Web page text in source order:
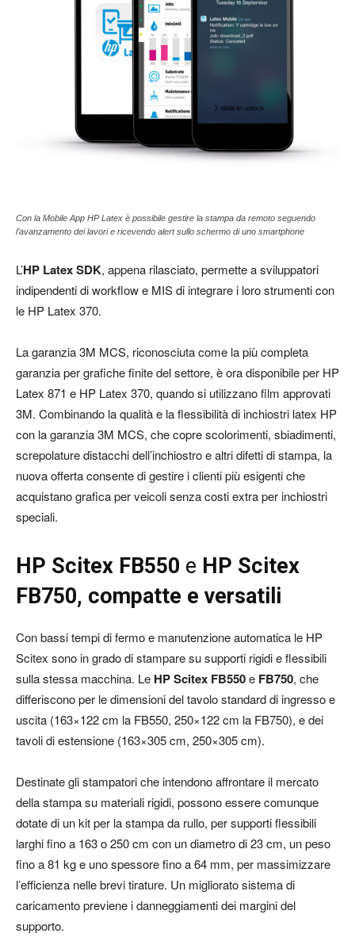
Con la Mobile App HP Latex è possibile gestire la stampa da remoto seguendo
l’avanzamento dei lavori e ricevendo alert sullo schermo di uno smartphone
L’HP Latex SDK, appena rilasciato, permette a sviluppatori
indipendenti di workflow e MIS di integrare i loro strumenti con
le HP Latex 370.
La garanzia 3M MCS, riconosciuta come la più completa
garanzia per grafiche finite del settore, è ora disponibile per HP
Latex 871 e HP Latex 370, quando si utilizzano film approvati
3M. Combinando la qualità e la flessibilità di inchiostri latex HP
con la garanzia 3M MCS, che copre scolorimenti, sbiadimenti,
screpolature distacchi dell’inchiostro e altri difetti di stampa, la
nuova offerta consente di gestire i clienti più esigenti che
acquistano grafica per veicoli senza costi extra per inchiostri
speciali.
HP Scitex FB550 e HP Scitex
FB750, compatte e versatili
Con bassi tempi di fermo e manutenzione automatica le HP
Scitex sono in grado di stampare su supporti rigidi e flessibili
sulla stessa macchina. Le HP Scitex FB550e FB750, che
differiscono per le dimensioni del tavolo standard di ingresso e
uscita (163×122 cm la FB550, 250×122 cm la FB750), e dei
tavoli di estensione (163×305 cm, 250×305 cm).
Destinate gli stampatori che intendono affrontare il mercato
della stampa su materiali rigidi, possono essere comunque
dotate di un kit per la stampa da rullo, per supporti flessibili
larghi fino a 163 o 250 cm con un diametro di 23 cm, un peso
fino a 81 kg e uno spessore fino a 64 mm, per massimizzare
l’efficienza nelle brevi tirature. Un migliorato sistema di
caricamento previene i danneggiamenti dei margini del
supporto.